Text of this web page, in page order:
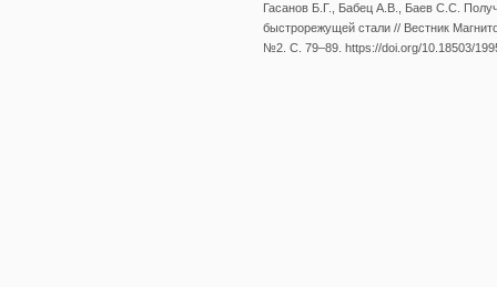
Гасанов Б.Г., Бабец А.В., Баев С.С.
быстрорежущей стали // Вестник
№2. С. 79–89. https://doi.org/10.18503/